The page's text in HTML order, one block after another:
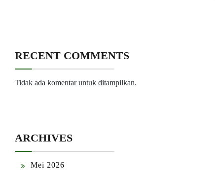
RECENT COMMENTS
Tidak ada komentar untuk ditampilkan.
ARCHIVES
Mei 2026